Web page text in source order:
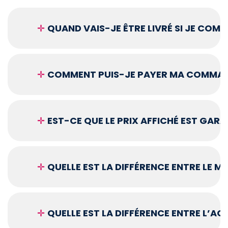
✛ QUAND VAIS-JE ÊTRE LIVRÉ SI JE
✛ COMMENT PUIS-JE PAYER MA
✛ EST-CE QUE LE PRIX AFFICHÉ EST
✛ QUELLE EST LA DIFFÉRENCE ENTRE LE
✛ QUELLE EST LA DIFFÉRENCE ENTRE